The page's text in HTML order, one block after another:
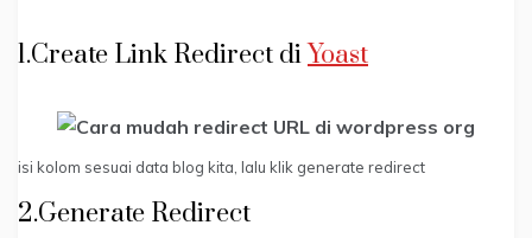
1.Create Link Redirect diYoast
isi kolom sesuai data blog kita, lalu klik generate redirect
2.Generate Redirect